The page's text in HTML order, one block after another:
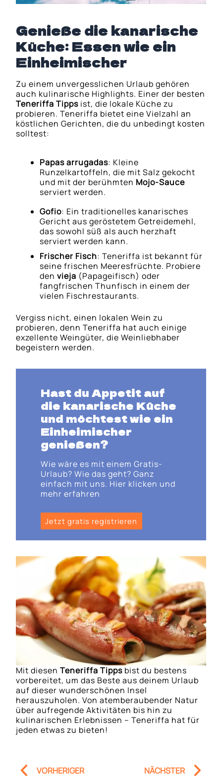
Genieße die kanarische
Küche: Essen wie ein
Einheimischer
Zu einem unvergesslichen Urlaub gehören
auch kulinarische Highlights. Einer der besten
Teneriffa Tipps ist, die lokale Küche zu
probieren. Teneriffa bietet eine Vielzahl an
köstlichen Gerichten, die du unbedingt kosten
solltest:
Papas arrugadas: Kleine
Runzelkartoffeln, die mit Salz gekocht
und mit der berühmten Mojo-Sauce
serviert werden.
Gofio: Ein traditionelles kanarisches
Gericht aus geröstetem Getreidemehl,
das sowohl süß als auch herzhaft
serviert werden kann.
Frischer Fisch: Teneriffa ist bekannt für
seine frischen Meeresfrüchte. Probiere
denvieja (Papageifisch) oder
fangfrischen Thunfisch in einem der
vielen Fischrestaurants.
Vergiss nicht, einen lokalen Wein zu
probieren, denn Teneriffa hat auch einige
exzellente Weingüter, die Weinliebhaber
begeistern werden.
Hast du Appetit auf
die kanarische Küche
und möchtest wie ein
Einheimischer
genießen?
Wie wäre es mit einem Gratis-
Urlaub? Wie das geht? Ganz
einfach mit uns. Hier klicken und
mehr erfahren
Jetzt gratis registrieren
Mit diesenTeneriffa Tipps bist du bestens
vorbereitet, um das Beste aus deinem Urlaub
auf dieser wunderschönen Insel
herauszuholen. Von atemberaubender Natur
über aufregende Aktivitäten bis hin zu
kulinarischen Erlebnissen – Teneriffa hat für
jeden etwas zu bieten!
Prev
VORHERIGER NÄCHSTER